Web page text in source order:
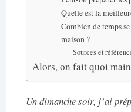
Quelle est la
Combien de temps
maison ?
Sources et
Alors, on fait quoi
Un dimanche soir, j’ai